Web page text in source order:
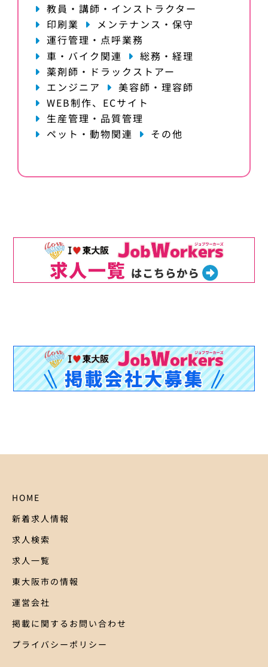
教員・講師・インストラクター
印刷業
メンテナンス・保守
運行管理・点呼業務
車・バイク関連
総務・経理
薬剤師・ドラックストアー
エンジニア
美容師・理容師
WEB制作、ECサイト
生産管理・品質管理
ペット・動物関連
その他
HOME
新着求人情報
求人検索
求人一覧
東大阪市の情報
運営会社
掲載に関するお問い合わせ
プライバシーポリシー